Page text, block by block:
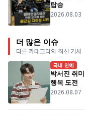
탑승
2026.08.03
더 많은 이슈
다른 카테고리의 최신 기사
국내 연예
박서진 취
행복 도전
2026.08.07